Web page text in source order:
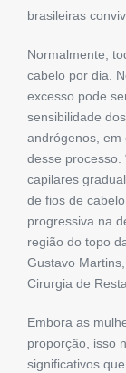
brasileiras
Normalmente,
cabelo por dia.
excesso pode
sensibilidade
andrógenos, em
desse processo.
capilares
de fios de
progressiva na
região do topo
Gustavo
Cirurgia de
Embora as
proporção, isso
significativos